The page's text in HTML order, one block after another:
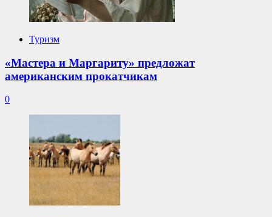
Туризм
«Мастера и Маргариту» предложат
американским прокатчикам
0